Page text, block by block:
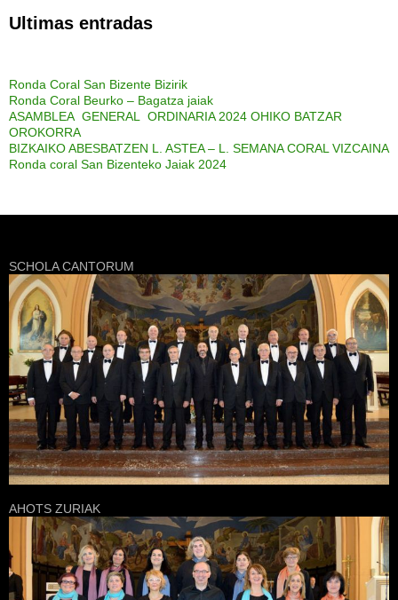
Ultimas entradas
Ronda Coral San Bizente Bizirik
Ronda Coral Beurko – Bagatza jaiak
ASAMBLEA GENERAL ORDINARIA 2024 OHIKO BATZAR
OROKORRA
BIZKAIKO ABESBATZEN L. ASTEA – L. SEMANA CORAL VIZCAINA
Ronda coral San Bizenteko Jaiak 2024
SCHOLA CANTORUM
AHOTS ZURIAK